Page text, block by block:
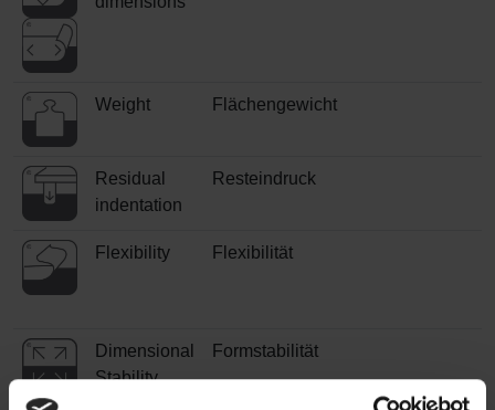
Weight Flächengewicht
Residual
indentation
Resteindruck
Flexibility Flexibilität
Dimensional
Stability
Formstabilität